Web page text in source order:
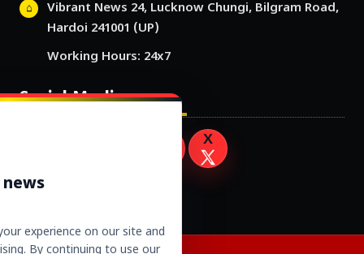
Vibrant News 24, Lucknow Chungi, Bilgram Road,
Hardoi 241001 (UP)
Working Hours: 24x7
Social Media
experience on our site and
By continuing to use our